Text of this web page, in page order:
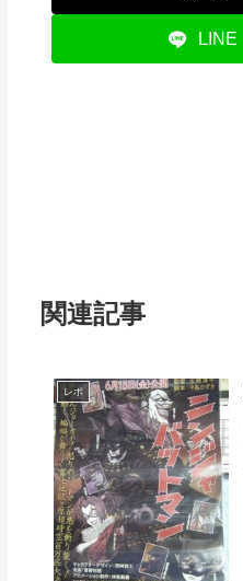
LINE
関連記事
レポ